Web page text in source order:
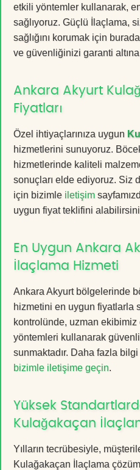
etkili yöntemler kullanarak,
sağlıyoruz. Güçlü İlaçlama,
sağlığını korumak için
ve güvenliğinizi garanti altına
Ankara Akyurt
Fiyatları
Özel ihtiyaçlarınıza uygun
hizmetlerini sunuyoruz.
hizmetlerinde kaliteli
sonuçları elde ediyoruz. Siz
için bizimle iletişim
uygun fiyat teklifini
En Uygun Ankara
İlaçlama Hizmeti
Ankara Akyurt bölgelerinde
hizmetini en uygun fiyatlarla
kontrolünde, uzman
yöntemleri kullanarak
sunmaktadır. Daha fazla
bizimle iletişime geçin.
Yüksek
Kulağakaçan
Yılların tecrübesiyle,
Kulağakaçan İlaçlama